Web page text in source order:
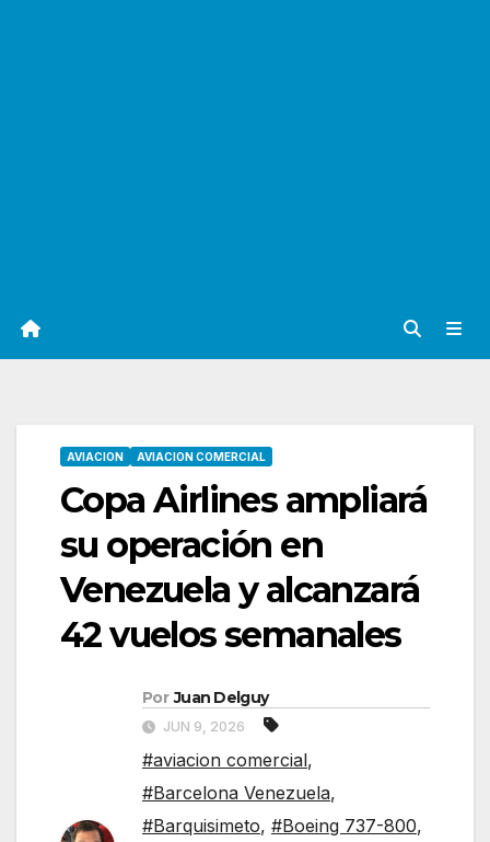
AVIACION AVIACION COMERCIAL
Copa Airlines ampliará
su operación en
Venezuela y alcanzará
42 vuelos semanales
Por Juan Delguy
JUN 9, 2026
#aviacion comercial,
#Barcelona Venezuela,
#Barquisimeto, #Boeing 737-800,